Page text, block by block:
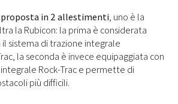
in 2 allestimenti, uno è la
la Rubicon: la prima è considerata
sistema di trazione integrale
la seconda è invece equipaggiata con
Rock-Trac e permette di
più difficili.